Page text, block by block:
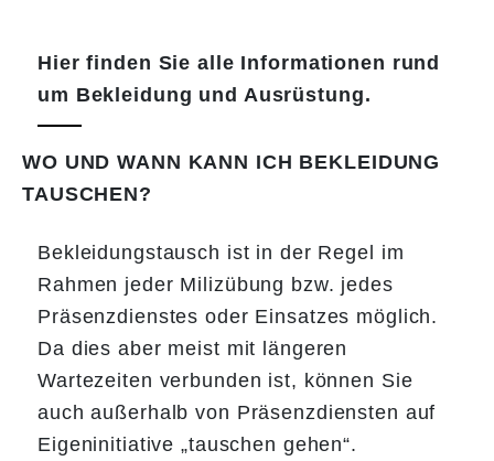
Hier finden Sie alle Informationen rund
um Bekleidung und Ausrüstung.
WO UND WANN KANN ICH BEKLEIDUNG
TAUSCHEN?
Bekleidungstausch ist in der Regel im
Rahmen jeder Milizübung bzw. jedes
Präsenzdienstes oder Einsatzes möglich.
Da dies aber meist mit längeren
Wartezeiten verbunden ist, können Sie
auch außerhalb von Präsenzdiensten auf
Eigeninitiative „tauschen gehen“.